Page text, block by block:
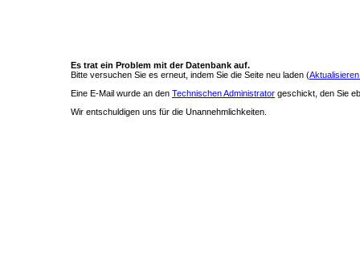
Es trat ein Problem mit der Datenbank auf.
Bitte versuchen Sie es erneut, indem Sie die Seite neu laden (
Eine E-Mail wurde an den Technischen Administrator geschickt, den Sie
Wir entschuldigen uns für die Unannehmlichkeiten.